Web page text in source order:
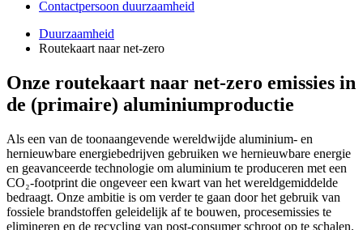
Contactpersoon duurzaamheid
Duurzaamheid
Routekaart naar net-zero
Onze routekaart naar net-zero emissies in
de (primaire) aluminiumproductie
Als een van de toonaangevende wereldwijde aluminium- en
hernieuwbare energiebedrijven gebruiken we hernieuwbare energie
en geavanceerde technologie om aluminium te produceren met een
CO₂-footprint die ongeveer een kwart van het wereldgemiddelde
bedraagt. Onze ambitie is om verder te gaan door het gebruik van
fossiele brandstoffen geleidelijk af te bouwen, procesemissies te
elimineren en de recycling van post-consumer schroot op te schalen.